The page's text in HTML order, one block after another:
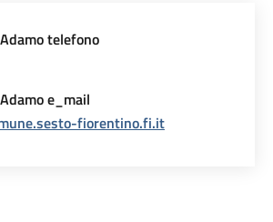
telefono
e_mail
fiorentino.fi.it